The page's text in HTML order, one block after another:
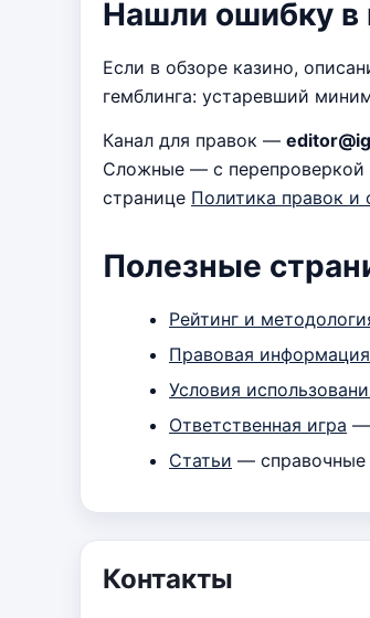
Нашли ошибку в
Если в обзоре казино,
гемблинга: устаревший
Канал для правок —
Сложные — с перепроверкой
странице Политика правок и
Полезные
Рейтинг и
Правовая информация
Условия
Ответственная игра —
Статьи — справочные
Контакты